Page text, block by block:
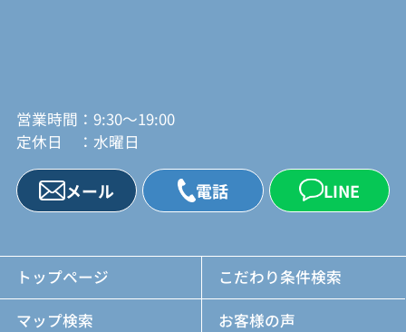
営業時間：9:30～19:00
定休日 ：水曜日
メール 電話 LINE
トップページ
こだわり条件検索
マップ検索
お客様の声